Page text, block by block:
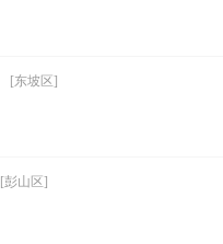
[东坡区]
[彭山区]